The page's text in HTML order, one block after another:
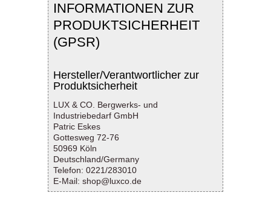
INFORMATIONEN ZUR
PRODUKTSICHERHEIT
(GPSR)
Hersteller/Verantwortlicher zur
Produktsicherheit
LUX & CO. Bergwerks- und
Industriebedarf GmbH
Patric Eskes
Gottesweg 72-76
50969 Köln
Deutschland/Germany
Telefon: 0221/283010
E-Mail: shop@luxco.de